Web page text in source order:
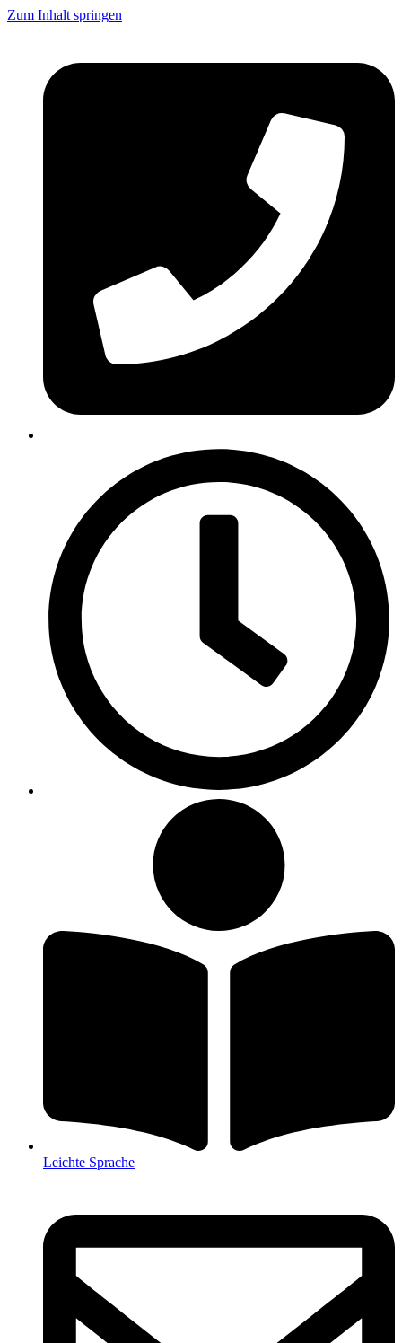
Zum Inhalt springen
Leichte Sprache